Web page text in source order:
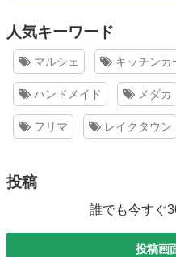
人気キーワード
マルシェ キッチンカ
ハンドメイド メダカ
フリマ レイクタウン
投稿
誰でも今すぐ
投稿画